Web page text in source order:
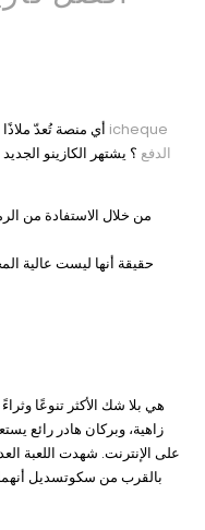
icheque
الدفع ؟ يشتهر الكازينو
من خلال الاستفادة من
زاهية، وبركان هادر رائع